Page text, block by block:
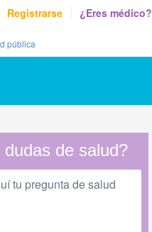
Registrarse ¿Eres médico?
pública
de salud?